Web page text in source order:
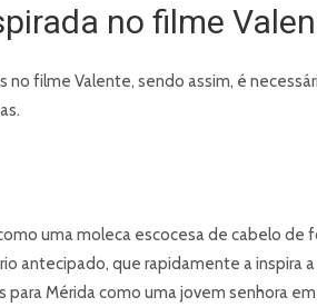
no filme
filme Valente, sendo assim, é
uma moleca escocesa de cabelo de
antecipado, que rapidamente a inspira a
para Mérida como uma jovem senhora